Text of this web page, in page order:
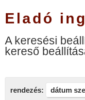
Eladó
A keresési
kereső
rendezés: